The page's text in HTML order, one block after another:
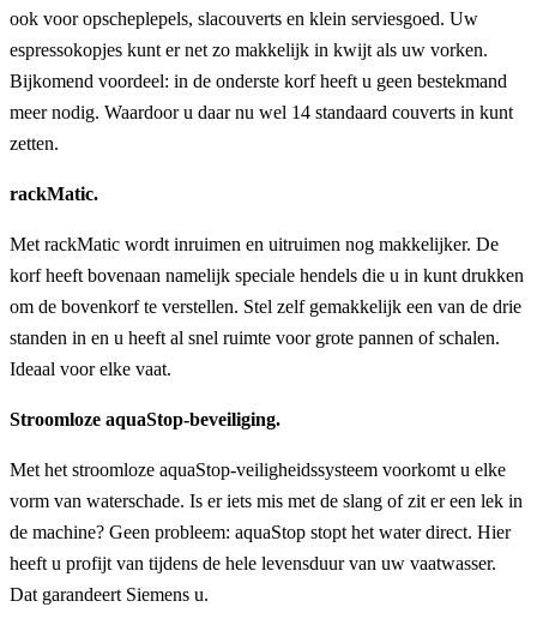
ook voor opscheplepels, slacouverts en klein serviesgoed. Uw
espressokopjes kunt er net zo makkelijk in kwijt als uw vorken.
Bijkomend voordeel: in de onderste korf heeft u geen bestekmand
meer nodig. Waardoor u daar nu wel 14 standaard couverts in kunt
zetten.
rackMatic.
Met rackMatic wordt inruimen en uitruimen nog makkelijker. De
korf heeft bovenaan namelijk speciale hendels die u in kunt drukken
om de bovenkorf te verstellen. Stel zelf gemakkelijk een van de drie
standen in en u heeft al snel ruimte voor grote pannen of schalen.
Ideaal voor elke vaat.
Stroomloze aquaStop-beveiliging.
Met het stroomloze aquaStop-veiligheidssysteem voorkomt u elke
vorm van waterschade. Is er iets mis met de slang of zit er een lek in
de machine? Geen probleem: aquaStop stopt het water direct. Hier
heeft u profijt van tijdens de hele levensduur van uw vaatwasser.
Dat garandeert Siemens u.